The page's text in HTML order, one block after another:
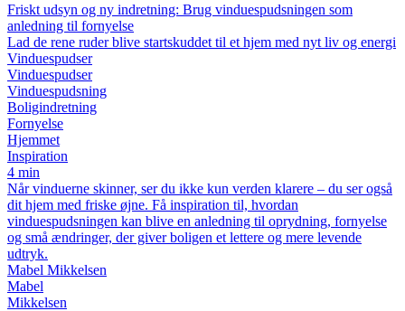
Friskt udsyn og ny indretning: Brug vinduespudsningen som
anledning til fornyelse
Lad de rene ruder blive startskuddet til et hjem med nyt liv og energi
Vinduespudser
Vinduespudser
Vinduespudsning
Boligindretning
Fornyelse
Hjemmet
Inspiration
4 min
Når vinduerne skinner, ser du ikke kun verden klarere – du ser også
dit hjem med friske øjne. Få inspiration til, hvordan
vinduespudsningen kan blive en anledning til oprydning, fornyelse
og små ændringer, der giver boligen et lettere og mere levende
udtryk.
Mabel Mikkelsen
Mabel
Mikkelsen